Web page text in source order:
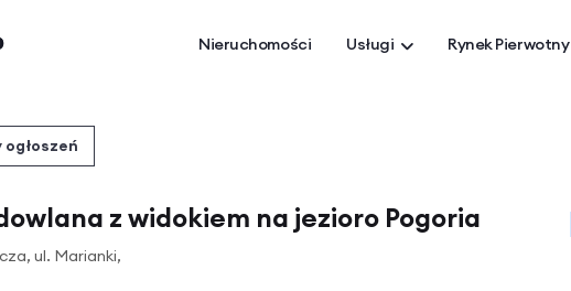
Nieruchomości Usługi Rynek Pierwotny
z widokiem na jezioro Pogoria
ul. Marianki,